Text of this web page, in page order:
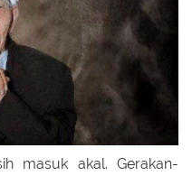
masuk akal. Gerakan-